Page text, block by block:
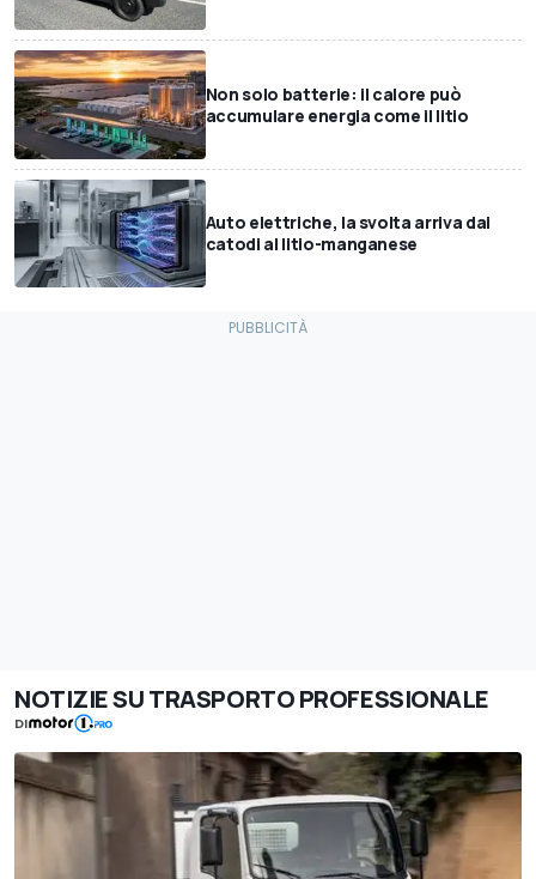
Non solo batterie: il calore può
accumulare energia come il litio
Auto elettriche, la svolta arriva dai
catodi al litio-manganese
NOTIZIE SU TRASPORTO PROFESSIONALE
DI